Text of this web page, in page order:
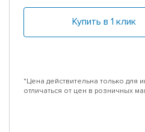
Купить в 1 клик
*Цена действительна только для
отличаться от цен в розничных